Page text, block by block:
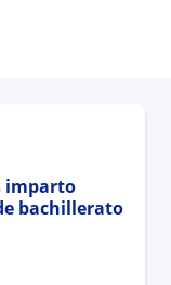
imparto
bachillerato